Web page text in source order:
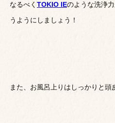
なるべく TOKIO IEのような洗浄
うようにしましょう！
また、お風呂上りはしっかりと頭